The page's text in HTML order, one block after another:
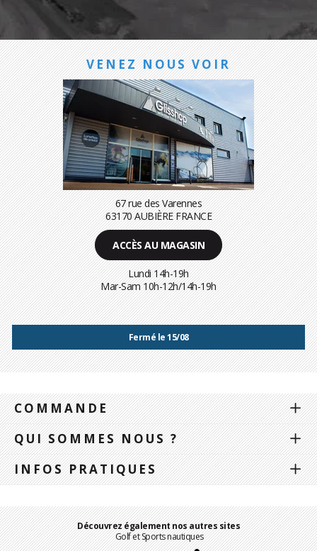
VENEZ NOUS VOIR
67 rue des Varennes
63170 AUBIÈRE FRANCE
ACCÈS AU MAGASIN
Lundi 14h-19h
Mar-Sam 10h-12h/14h-19h
Fermé le 15/08
COMMANDE
QUI SOMMES NOUS ?
INFOS PRATIQUES
Découvrez également nos autres sites
Golf et Sports nautiques